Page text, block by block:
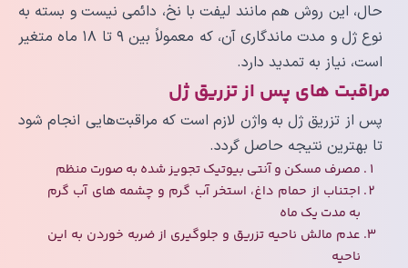
حال، این روش هم مانند لیفت با نخ، دائمی نیست و بسته به
نوع ژل و مدت ماندگاری آن، که معمولاً بین ۹ تا ۱۸ ماه متغیر
است، نیاز به تمدید دارد.
مراقبت های پس از تزریق ژل
پس از تزریق ژل به واژن لازم است که مراقبت‌هایی انجام شود
تا بهترین نتیجه حاصل گردد.
مصرف مسکن و آنتی بیوتیک تجویز شده به صورت منظم
اجتناب از حمام داغ، استخر آب گرم و چشمه های آب گرم
به مدت یک ماه
عدم مالش ناحیه تزریق و جلوگیری از ضربه خوردن به این
ناحیه